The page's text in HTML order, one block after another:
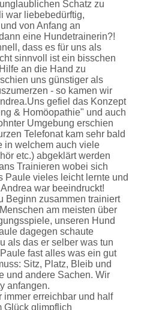
Schatz zu
war liebebedürftig,
von Anfang an
eine Hundetrainerin?!
dass es für uns als
sinnvoll ist ein bisschen
an die Hand zu
uns günstiger als
- so kamen wir
gefiel das Konzept
& Homöopathie" und auch
Umgebung erschien
Telefonat kam sehr bald
in welchem auch viele
etc.) abgeklärt werden
Trainieren wobei sich
Paule vieles leicht lernte und
war beeindruckt!
Beginn zusammen trainiert
am meisten über
unseren Hund
dagegen schaute
als das er selber was tun
fast alles was ein gut
Sitz, Platz, Bleib und
und andere Sachen. Wir
anfangen.
immer erreichbar und half
Glück glimpflich